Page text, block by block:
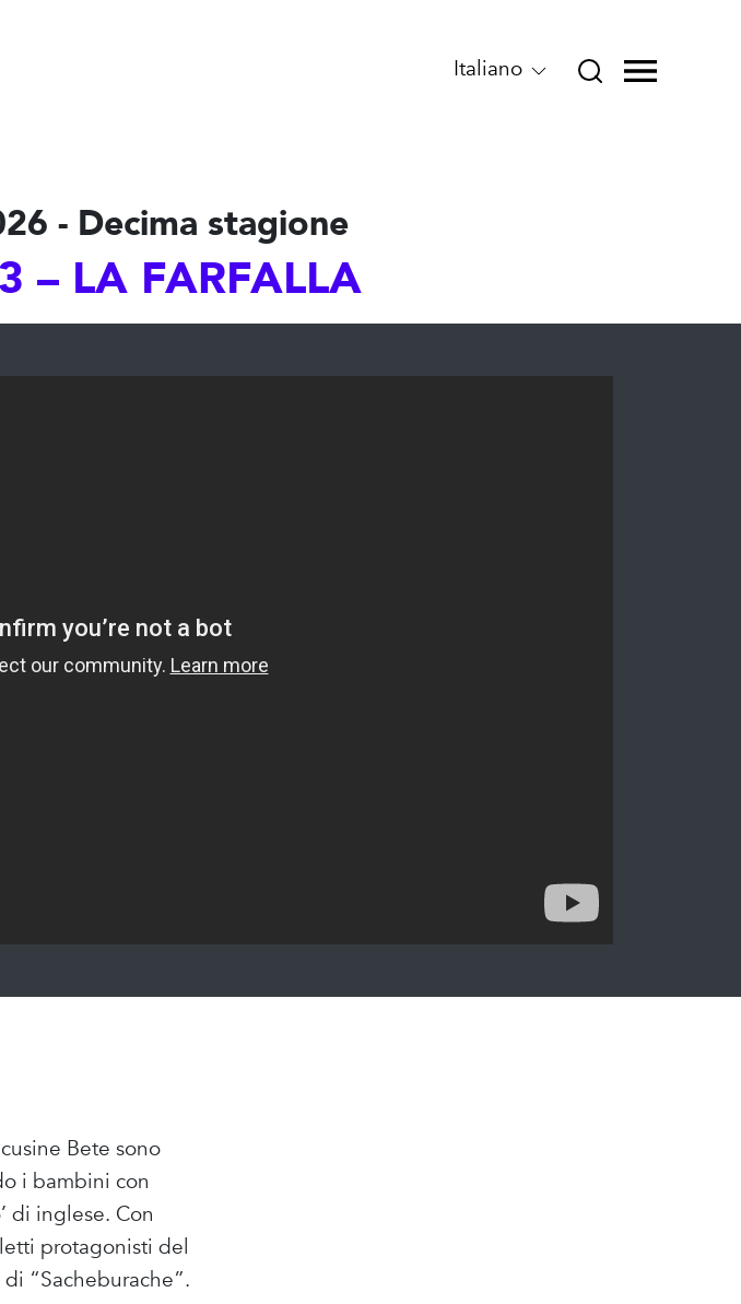
Italiano
- Decima stagione
– LA FARFALLA
Bete sono
i bambini con
di inglese. Con
protagonisti del
“Sacheburache”.